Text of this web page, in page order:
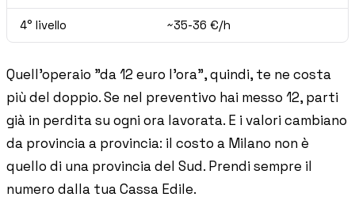
4° livello ~35-36 €/h
Quell'operaio "da 12 euro l'ora", quindi, te ne costa
più del doppio. Se nel preventivo hai messo 12, parti
già in perdita su ogni ora lavorata. E i valori cambiano
da provincia a provincia: il costo a Milano non è
quello di una provincia del Sud. Prendi sempre il
numero dalla tua Cassa Edile.